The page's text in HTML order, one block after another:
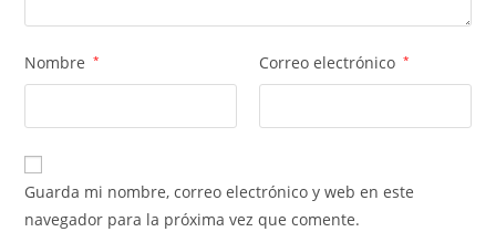
Nombre * Correo electrónico *
Guarda mi nombre, correo electrónico y web en este
navegador para la próxima vez que comente.